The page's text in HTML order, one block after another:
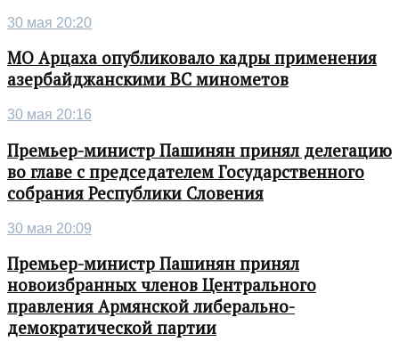
30 мая 20:20
МО Арцаха опубликовало кадры применения
азербайджанскими ВС минометов
30 мая 20:16
Премьер-министр Пашинян принял делегацию
во главе с председателем Государственного
собрания Республики Словения
30 мая 20:09
Премьер-министр Пашинян принял
новоизбранных членов Центрального
правления Армянской либерально-
демократической партии